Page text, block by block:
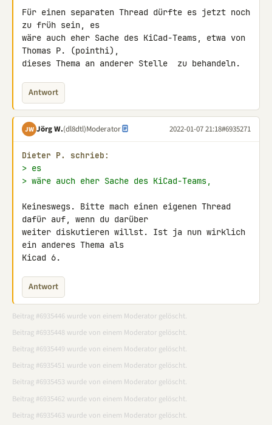
Für einen separaten Thread dürfte es jetzt noch
zu früh sein, es
wäre auch eher Sache des KiCad-Teams, etwa von
Thomas P. (pointhi),
dieses Thema an anderer Stelle  zu behandeln.
Antwort
JW Jörg W.(dl8dtl)Moderator 2022-01-07 21:18#6935271
Dieter P. schrieb:
> es
> wäre auch eher Sache des KiCad-Teams,
Keineswegs. Bitte mach einen eigenen Thread
dafür auf, wenn du darüber
weiter diskutieren willst. Ist ja nun wirklich
ein anderes Thema als
Kicad 6.
Antwort
Beitrag #6935446 wurde von einem Moderator gelöscht.
Beitrag #6935448 wurde von einem Moderator gelöscht.
Beitrag #6935449 wurde von einem Moderator gelöscht.
Beitrag #6935451 wurde von einem Moderator gelöscht.
Beitrag #6935453 wurde von einem Moderator gelöscht.
Beitrag #6935462 wurde von einem Moderator gelöscht.
Beitrag #6935463 wurde von einem Moderator gelöscht.